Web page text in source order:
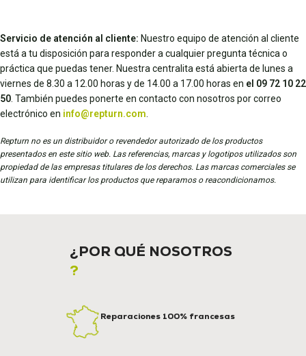
Servicio de atención al cliente: Nuestro equipo de atención al cliente
está a tu disposición para responder a cualquier pregunta técnica o
práctica que puedas tener. Nuestra centralita está abierta de lunes a
viernes de 8.30 a 12.00 horas y de 14.00 a 17.00 horas en el 09 72 10 22
50 . También puedes ponerte en contacto con nosotros por correo
electrónico en info@repturn.com
Repturn no es un distribuidor o revendedor autorizado de los productos
presentados en este sitio web. Las referencias, marcas y logotipos utilizados son
propiedad de las empresas titulares de los derechos. Las marcas comerciales se
utilizan para identificar los productos que reparamos o reacondicionamos.
¿POR QUÉ NOSOTROS
?
Reparaciones 100% francesas